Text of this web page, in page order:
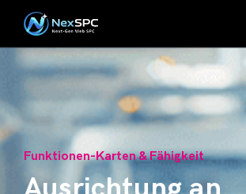
Funktionen-Karten & Fähigkeit